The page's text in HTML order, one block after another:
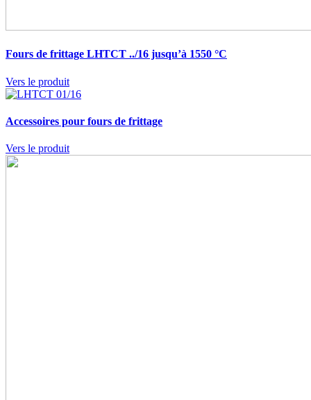
Fours de frittage LHTCT ../16 jusqu’à 1550 °C
Vers le produit
Accessoires pour fours de frittage
Vers le produit